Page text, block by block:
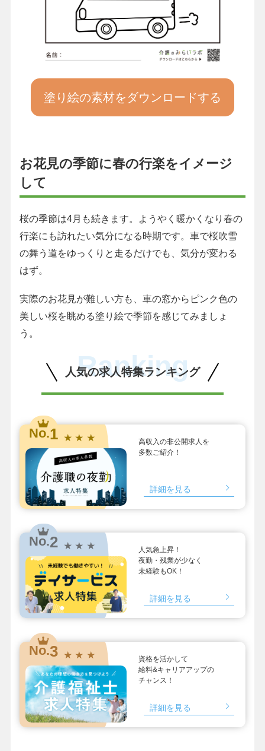
塗り絵の素材をダウンロードする
お花見の季節に春の行楽をイメージ
して
桜の季節は4月も続きます。ようやく暖かくなり春の
行楽にも訪れたい気分になる時期です。車で桜吹雪
の舞う道をゆっくりと走るだけでも、気分が変わる
はず。
実際のお花見が難しい方も、車の窓からピンク色の
美しい桜を眺める塗り絵で季節を感じてみましょ
う。
人気の求人特集ランキング
Ranking
No.1 ★ ★ ★
高収入の非公開求人を
多数ご紹介！
詳細を見る
No.2 ★ ★ ★
人気急上昇！
夜勤・残業が少なく
未経験もOK！
詳細を見る
No.3 ★ ★ ★
資格を活かして
給料&キャリアアップの
チャンス！
詳細を見る